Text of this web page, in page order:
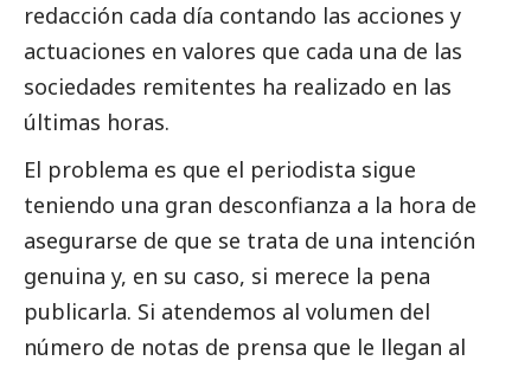
redacción cada día contando las acciones y
actuaciones en valores que cada una de las
sociedades remitentes ha realizado en las
últimas horas.
El problema es que el periodista sigue
teniendo una gran desconfianza a la hora de
asegurarse de que se trata de una intención
genuina y, en su caso, si merece la pena
publicarla. Si atendemos al volumen del
número de notas de prensa que le llegan al